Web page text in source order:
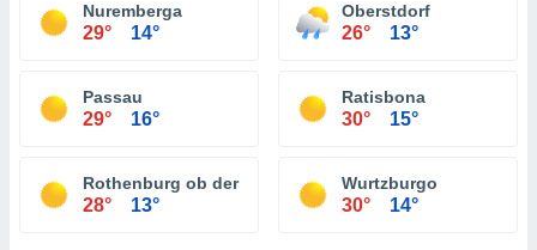
Nuremberga
29° 14°
Oberstdorf
26° 13°
Passau
29° 16°
Ratisbona
30° 15°
Rothenburg ob der Tauber
28° 13°
Wurtzburgo
30° 14°